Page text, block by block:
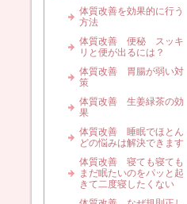
体質改善を効果的に行う
方法
体質改善 便秘 スッキ
リと便が出るには？
体質改善 胃腸が弱い対
策
体質改善 生姜緑茶の効
果
体質改善 睡眠でほとん
どの悩みは解決できます
体質改善 寝ても寝ても
まだ眠たいのをパッと起
きて二度寝したくない